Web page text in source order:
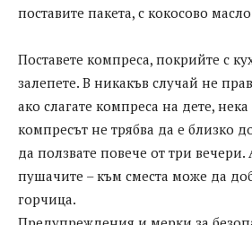
поставите пакета, с кокосово
Поставете компреса, покрийте с
залепете. В никакъв случай не
ако слагате компреса на дете,
компресът не трябва да е близко
да ползвате повече от три вечери.
пушачите – към сместа може да
горчица.